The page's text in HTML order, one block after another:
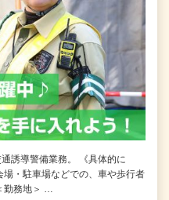
誘導警備業務。 《具体的に
・駐車場などでの、車や歩行者
勤務地＞ …